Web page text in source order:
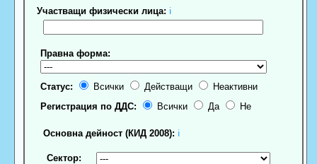
Участващи физически лица: ℹ
Правна форма:
Статус: Всички Действащи
Неактивни
Регистрация по ДДС:
Всички Да Не
Основна дейност (КИД 2008): ℹ
Сектор: